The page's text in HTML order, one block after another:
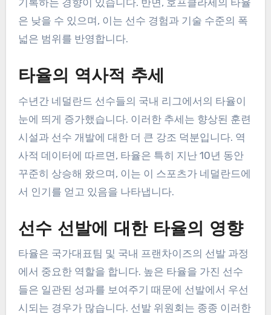
기록하는 경향이 있습니다. 반면, 호프클라세의 타율
은 낮을 수 있으며, 이는 선수 경험과 기술 수준의 폭
넓은 범위를 반영합니다.
타율의 역사적 추세
수년간 네덜란드 선수들의 국내 리그에서의 타율이
눈에 띄게 증가했습니다. 이러한 추세는 향상된 훈련
시설과 선수 개발에 대한 더 큰 강조 덕분입니다. 역
사적 데이터에 따르면, 타율은 특히 지난 10년 동안
꾸준히 상승해 왔으며, 이는 이 스포츠가 네덜란드에
서 인기를 얻고 있음을 나타냅니다.
선수 선발에 대한 타율의 영향
타율은 국가대표팀 및 국내 프랜차이즈의 선발 과정
에서 중요한 역할을 합니다. 높은 타율을 가진 선수
들은 일관된 성과를 보여주기 때문에 선발에서 우선
시되는 경우가 많습니다. 선발 위원회는 종종 이러한